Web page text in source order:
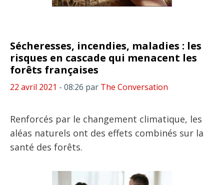
Sécheresses, incendies, maladies : les
risques en cascade qui menacent les
forêts françaises
22 avril 2021 - 08:26 par The Conversation
Renforcés par le changement climatique, les
aléas naturels ont des effets combinés sur la
santé des forêts.